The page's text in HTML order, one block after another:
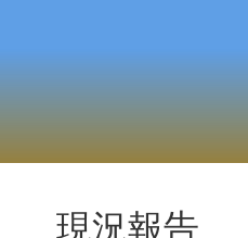
現況報告